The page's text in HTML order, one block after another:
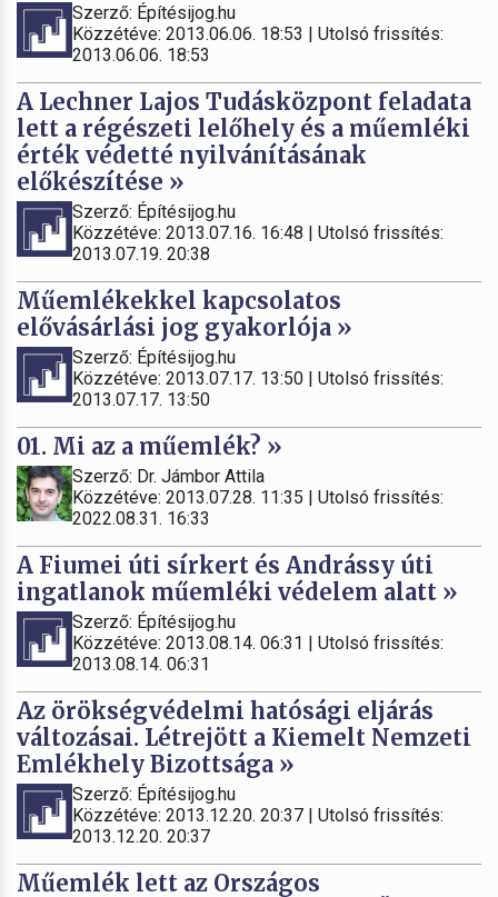
Szerző: Építésijog.hu
Közzétéve: 2013.06.06. 18:53 | Utolsó frissítés:
2013.06.06. 18:53
A Lechner Lajos Tudásközpont feladata
lett a régészeti lelőhely és a műemléki
érték védetté nyilvánításának
előkészítése »
Szerző: Építésijog.hu
Közzétéve: 2013.07.16. 16:48 | Utolsó frissítés:
2013.07.19. 20:38
Műemlékekkel kapcsolatos
elővásárlási jog gyakorlója »
Szerző: Építésijog.hu
Közzétéve: 2013.07.17. 13:50 | Utolsó frissítés:
2013.07.17. 13:50
01. Mi az a műemlék? »
Szerző: Dr. Jámbor Attila
Közzétéve: 2013.07.28. 11:35 | Utolsó frissítés:
2022.08.31. 16:33
A Fiumei úti sírkert és Andrássy úti
ingatlanok műemléki védelem alatt »
Szerző: Építésijog.hu
Közzétéve: 2013.08.14. 06:31 | Utolsó frissítés:
2013.08.14. 06:31
Az örökségvédelmi hatósági eljárás
változásai. Létrejött a Kiemelt Nemzeti
Emlékhely Bizottsága »
Szerző: Építésijog.hu
Közzétéve: 2013.12.20. 20:37 | Utolsó frissítés:
2013.12.20. 20:37
Műemlék lett az Országos